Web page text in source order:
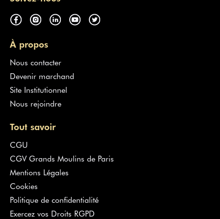
À propos
Nous contacter
Devenir marchand
Site Institutionnel
Nous rejoindre
Tout savoir
CGU
CGV Grands Moulins de Paris
Mentions Légales
Cookies
Politique de confidentialité
Exercez vos Droits RGPD